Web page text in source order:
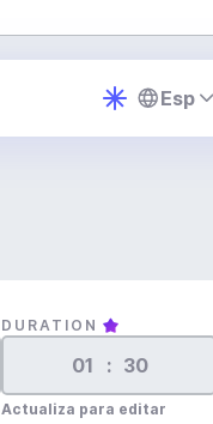
Esp
DURATION
:
Actualiza para editar